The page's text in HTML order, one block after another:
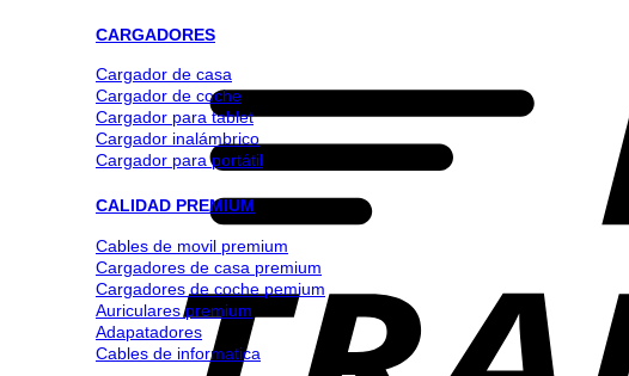
CARGADORES
Cargador de casa
Cargador de coche
Cargador para tablet
Cargador inalámbrico
Cargador para portátil
CALIDAD PREMIUM
Cables de movil premium
Cargadores de casa premium
Cargadores de coche pemium
Auriculares premium
Adapatadores
Cables de informatica